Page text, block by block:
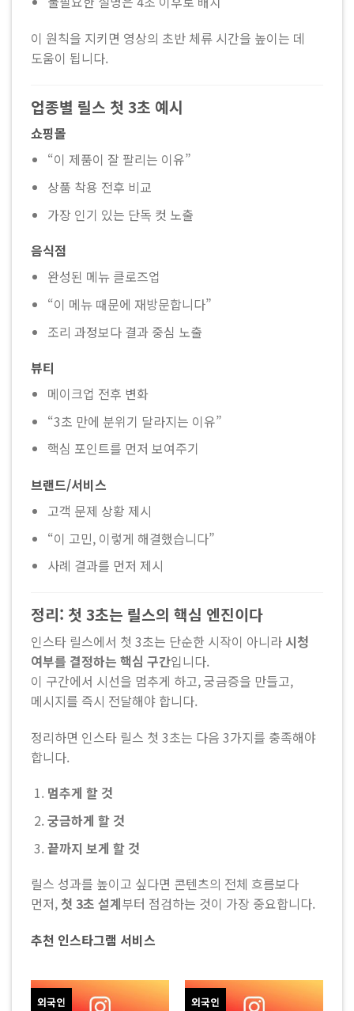
이 원칙을 지키면 영상의 초반 체류 시간을 높이는 데
도움이 됩니다.
업종별 릴스 첫 3초 예시
쇼핑몰
“이 제품이 잘 팔리는 이유”
상품 착용 전후 비교
가장 인기 있는 단독 컷 노출
음식점
완성된 메뉴 클로즈업
“이 메뉴 때문에 재방문합니다”
조리 과정보다 결과 중심 노출
뷰티
메이크업 전후 변화
“3초 만에 분위기 달라지는 이유”
핵심 포인트를 먼저 보여주기
브랜드/서비스
고객 문제 상황 제시
“이 고민, 이렇게 해결했습니다”
사례 결과를 먼저 제시
정리: 첫 3초는 릴스의 핵심 엔진이다
인스타 릴스에서 첫 3초는 단순한 시작이 아니라 시청
여부를 결정하는 핵심 구간입니다.
이 구간에서 시선을 멈추게 하고, 궁금증을 만들고,
메시지를 즉시 전달해야 합니다.
정리하면 인스타 릴스 첫 3초는 다음 3가지를 충족해야
합니다.
멈추게 할 것
궁금하게 할 것
끝까지 보게 할 것
릴스 성과를 높이고 싶다면 콘텐츠의 전체 흐름보다
먼저, 첫 3초 설계부터 점검하는 것이 가장 중요합니다.
추천 인스타그램 서비스
외국인 외국인